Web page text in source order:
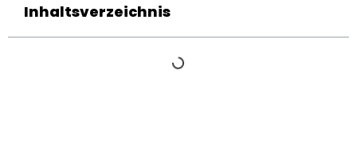
Inhaltsverzeichnis